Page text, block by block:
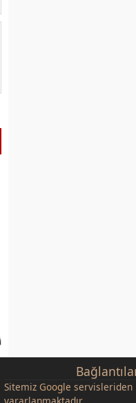
Sitemiz Google servisleriden